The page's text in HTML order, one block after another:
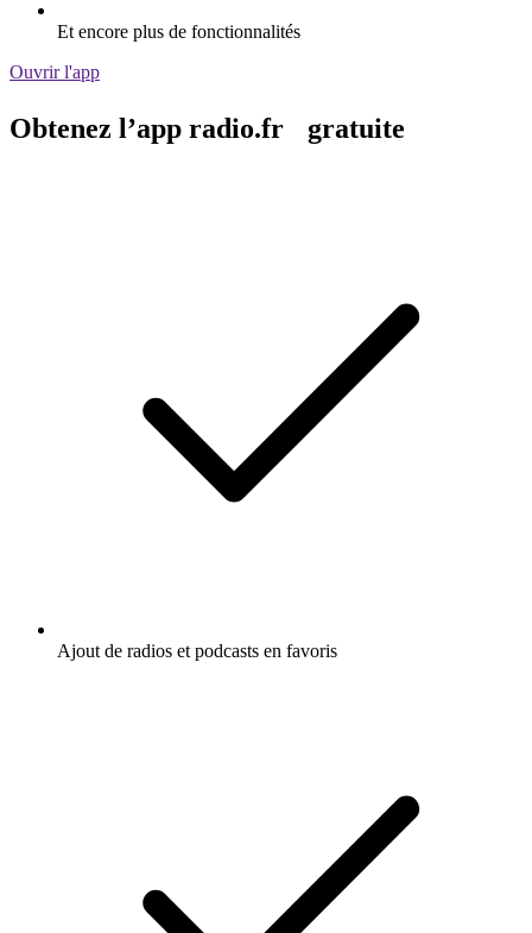
Et encore plus de fonctionnalités
Ouvrir l'app
Obtenez l’app radio.fr gratuite
Ajout de radios et podcasts en favoris